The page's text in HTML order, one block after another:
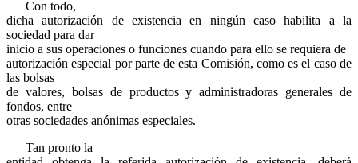
Con todo,
dicha autorización de existencia en ningún caso habilita a la
sociedad para dar
inicio a sus operaciones o funciones cuando para ello se requiera de
autorización especial por parte de esta Comisión, como es el caso de
las bolsas
de valores, bolsas de productos y administradoras generales de
fondos, entre
otras sociedades anónimas especiales.
Tan pronto la